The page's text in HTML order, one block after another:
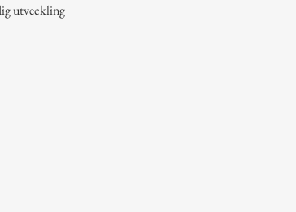
utveckling